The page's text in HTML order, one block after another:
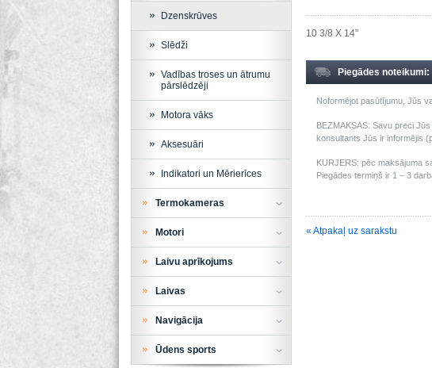
10 3/8 X 14"
Piegādes noteikumi:
Noformējot pasūtījumu, Jūs
BEZMAKSAS: Savu preci
konsultants Jūs ir informējis
KURJERS: pēc maksājuma
Piegādes termiņš ir 1 – 3
« Atpakaļ uz sarakstu
Dzenskrūves
Slēdži
Vadības troses un ātrumu
pārslēdzēji
Motora vāks
Aksesuāri
Indikatori un Mērierīces
Termokameras
Motori
Laivu aprīkojums
Laivas
Navigācija
Ūdens sports